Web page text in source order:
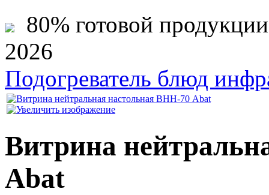
80% готовой
2026
Подогреватель блюд
Витрина
Abat